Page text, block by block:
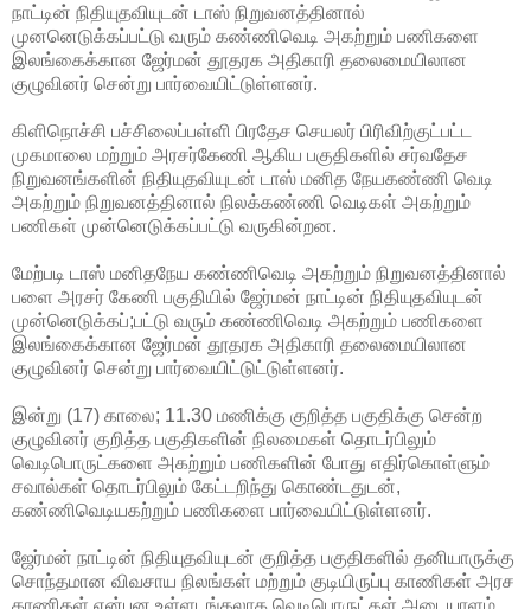
நாட்டின் நிதியுதவியுடன் டாஸ் நிறுவனத்தினால்
முனனெடுக்கப்பட்டு வரும் கண்ணிவெடி அகற்றும் பணிகளை
இலங்கைக்கான ஜேர்மன் தூதரக அதிகாரி தலைமையிலான
குழுவினர் சென்று பார்வையிட்டுள்ளனர்.
கிளிநொச்சி பச்சிலைப்பள்ளி பிரதேச செயலர் பிரிவிற்குட்பட்ட
முகமாலை மற்றும் அரசர்கேணி ஆகிய பகுதிகளில் சர்வதேச
நிறுவனங்களின் நிதியுதவியுடன் டாஸ் மனித நேயகண்ணி வெடி
அகற்றும் நிறுவனத்தினால் நிலக்கண்ணி வெடிகள் அகற்றும்
பணிகள் முன்னெடுக்கப்பட்டு வருகின்றன.
மேற்படி டாஸ் மனிதநேய கண்ணிவெடி அகற்றும் நிறுவனத்தினால்
பளை அரசர் கேணி பகுதியில் ஜேர்மன் நாட்டின் நிதியுதவியுடன்
முன்னெடுக்கப்;பட்டு வரும் கண்ணிவெடி அகற்றும் பணிகளை
இலங்கைக்கான ஜேர்மன் தூதரக அதிகாரி தலைமையிலான
குழுவினர் சென்று பார்வையிட்டுட்டுள்ளனர்.
இன்று (17) காலை; 11.30 மணிக்கு குறித்த பகுதிக்கு சென்ற
குழுவினர் குறித்த பகுதிகளின் நிலமைகள் தொடர்பிலும்
வெடிபொருட்களை அகற்றும் பணிகளின் போது எதிர்கொள்ளும்
சவால்கள் தொடர்பிலும் கேட்டறிந்து கொண்டதுடன்,
கண்ணிவெடியகற்றும் பணிகளை பார்வையிட்டுள்ளனர்.
ஜேர்மன் நாட்டின் நிதியுதவியுடன் குறித்த பகுதிகளில் தனியாருக்கு
சொந்தமான விவசாய நிலங்கள் மற்றும் குடியிருப்பு காணிகள் அரச
காணிகள் என்பன உள்ளடங்கலாக வெடிபொருட்கள் அடையாளம்